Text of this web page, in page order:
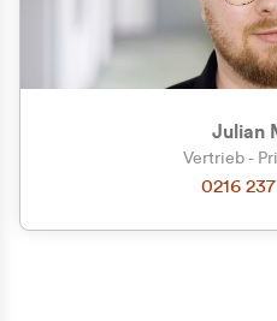
Julian
Vertrieb -
0216